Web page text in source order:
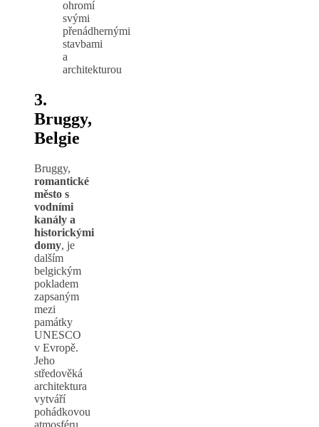
ohromí
svými
přenádhernými
stavbami
a
architekturou
3.
Bruggy,
Belgie
Bruggy,
romantické
město s
vodními
kanály a
historickými
domy, je
dalším
belgickým
pokladem
zapsaným
mezi
památky
UNESCO
v Evropě.
Jeho
středověká
architektura
vytváří
pohádkovou
atmosféru,